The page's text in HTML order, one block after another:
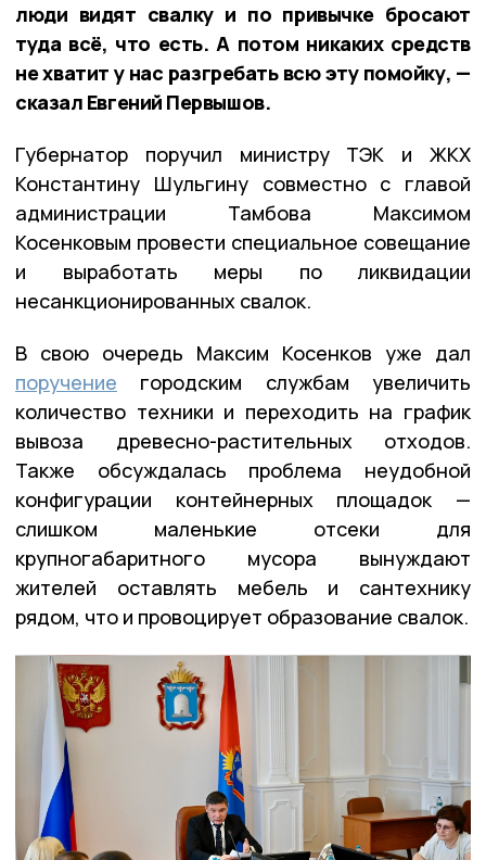
люди видят свалку и по привычке бросают
туда всё, что есть. А потом никаких средств
не хватит у нас разгребать всю эту помойку, —
сказал Евгений Первышов.
Губернатор поручил министру ТЭК и ЖКХ
Константину Шульгину совместно с главой
администрации Тамбова Максимом
Косенковым провести специальное совещание
и выработать меры по ликвидации
несанкционированных свалок.
В свою очередь Максим Косенков уже дал
поручение городским службам увеличить
количество техники и переходить на график
вывоза древесно-растительных отходов.
Также обсуждалась проблема неудобной
конфигурации контейнерных площадок —
слишком маленькие отсеки для
крупногабаритного мусора вынуждают
жителей оставлять мебель и сантехнику
рядом, что и провоцирует образование свалок.